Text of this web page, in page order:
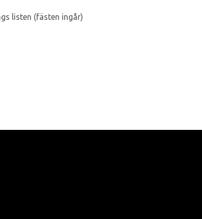
listen (fästen ingår)